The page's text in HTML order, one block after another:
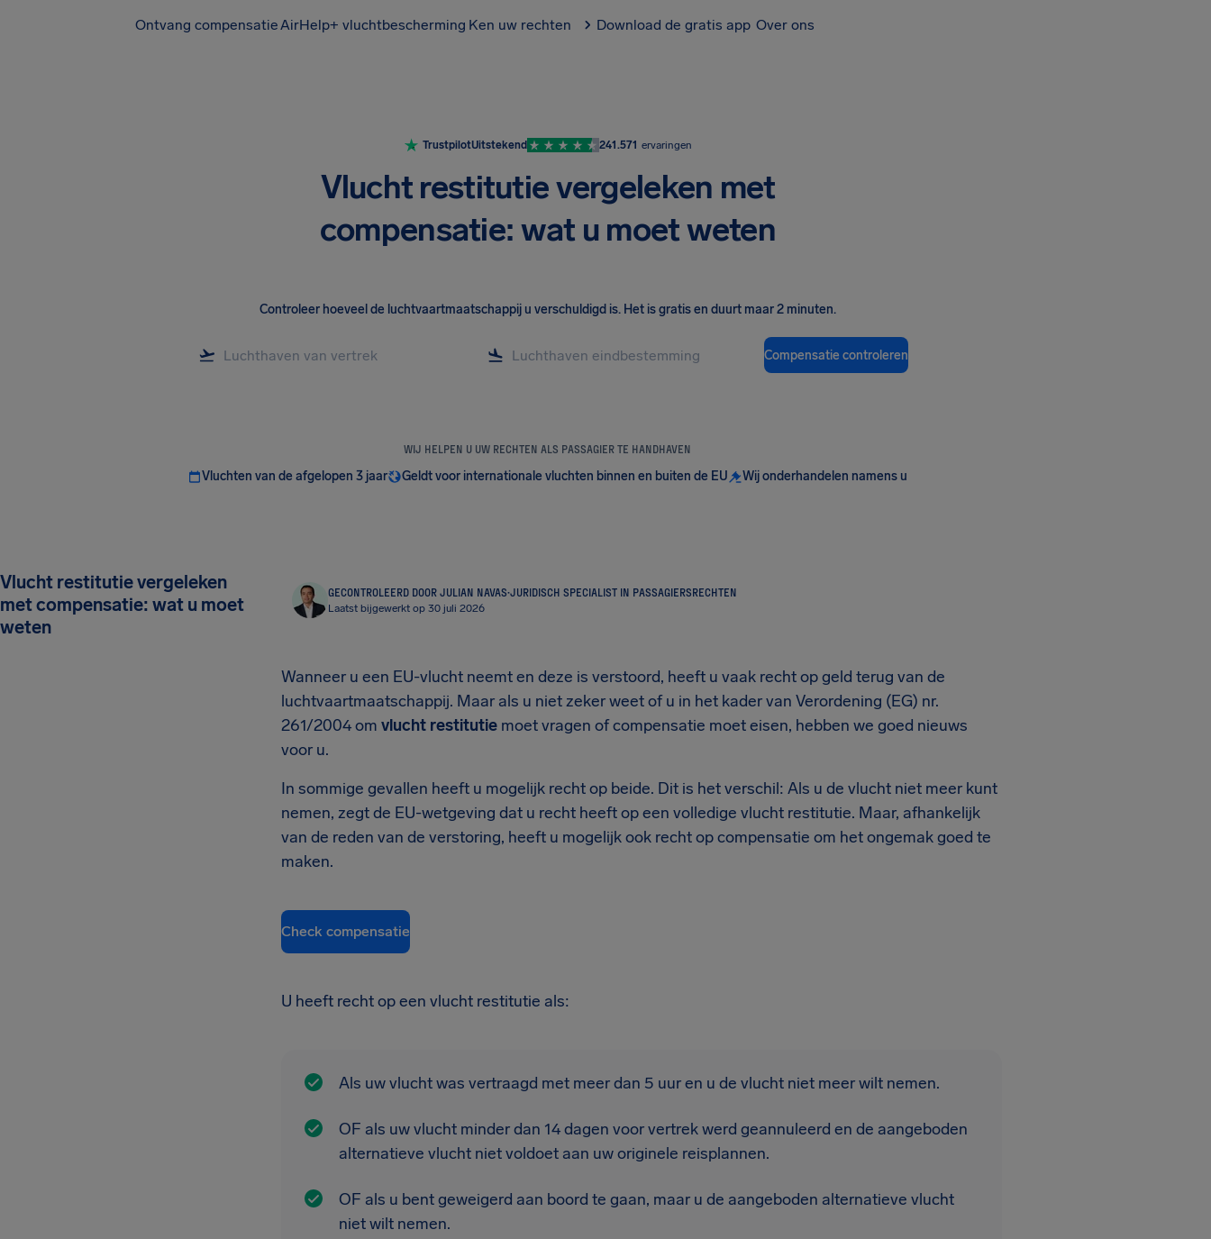
Ontvang compensatieAirHelp+ vluchtbescherming Ken uw rechten Download de gratis app Over ons
TrustpilotUitstekend 241.571 ervaringen
Vlucht restitutie vergeleken met
compensatie: wat u moet weten
Controleer hoeveel de luchtvaartmaatschappij u verschuldigd is. Het is gratis en duurt maar 2 minuten.
Compensatie controleren
WIJ HELPEN U UW RECHTEN ALS PASSAGIER TE HANDHAVEN
Vluchten van de afgelopen 3 jaar Geldt voor internationale vluchten binnen en buiten de EU Wij onderhandelen namens u
Vlucht restitutie vergeleken
met compensatie: wat u moet
weten
GECONTROLEERD DOOR JULIAN NAVAS·JURIDISCH SPECIALIST IN PASSAGIERSRECHTEN
Laatst bijgewerkt op 30 juli 2026
Wanneer u een EU-vlucht neemt en deze is verstoord, heeft u vaak recht op geld terug van de
luchtvaartmaatschappij. Maar als u niet zeker weet of u in het kader van Verordening (EG) nr.
261/2004 om vlucht restitutie moet vragen of compensatie moet eisen, hebben we goed nieuws
voor u.
In sommige gevallen heeft u mogelijk recht op beide. Dit is het verschil: Als u de vlucht niet meer kunt
nemen, zegt de EU-wetgeving dat u recht heeft op een volledige vlucht restitutie. Maar, afhankelijk
van de reden van de verstoring, heeft u mogelijk ook recht op compensatie om het ongemak goed te
maken.
Check compensatie
U heeft recht op een vlucht restitutie als:
Als uw vlucht was vertraagd met meer dan 5 uur en u de vlucht niet meer wilt nemen.
OF als uw vlucht minder dan 14 dagen voor vertrek werd geannuleerd en de aangeboden
alternatieve vlucht niet voldoet aan uw originele reisplannen.
OF als u bent geweigerd aan boord te gaan, maar u de aangeboden alternatieve vlucht
niet wilt nemen.